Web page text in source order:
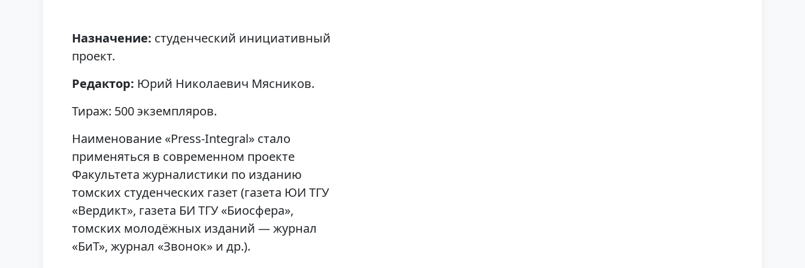
Назначение: студенческий инициативный
проект.
Редактор: Юрий Николаевич Мясников.
Тираж: 500 экземпляров.
Наименование «Press-Integral» стало
применяться в современном проекте
Факультета журналистики по изданию
томских студенческих газет (газета ЮИ ТГУ
«Вердикт», газета БИ ТГУ «Биосфера»,
томских молодёжных изданий — журнал
«БиТ», журнал «Звонок» и др.).